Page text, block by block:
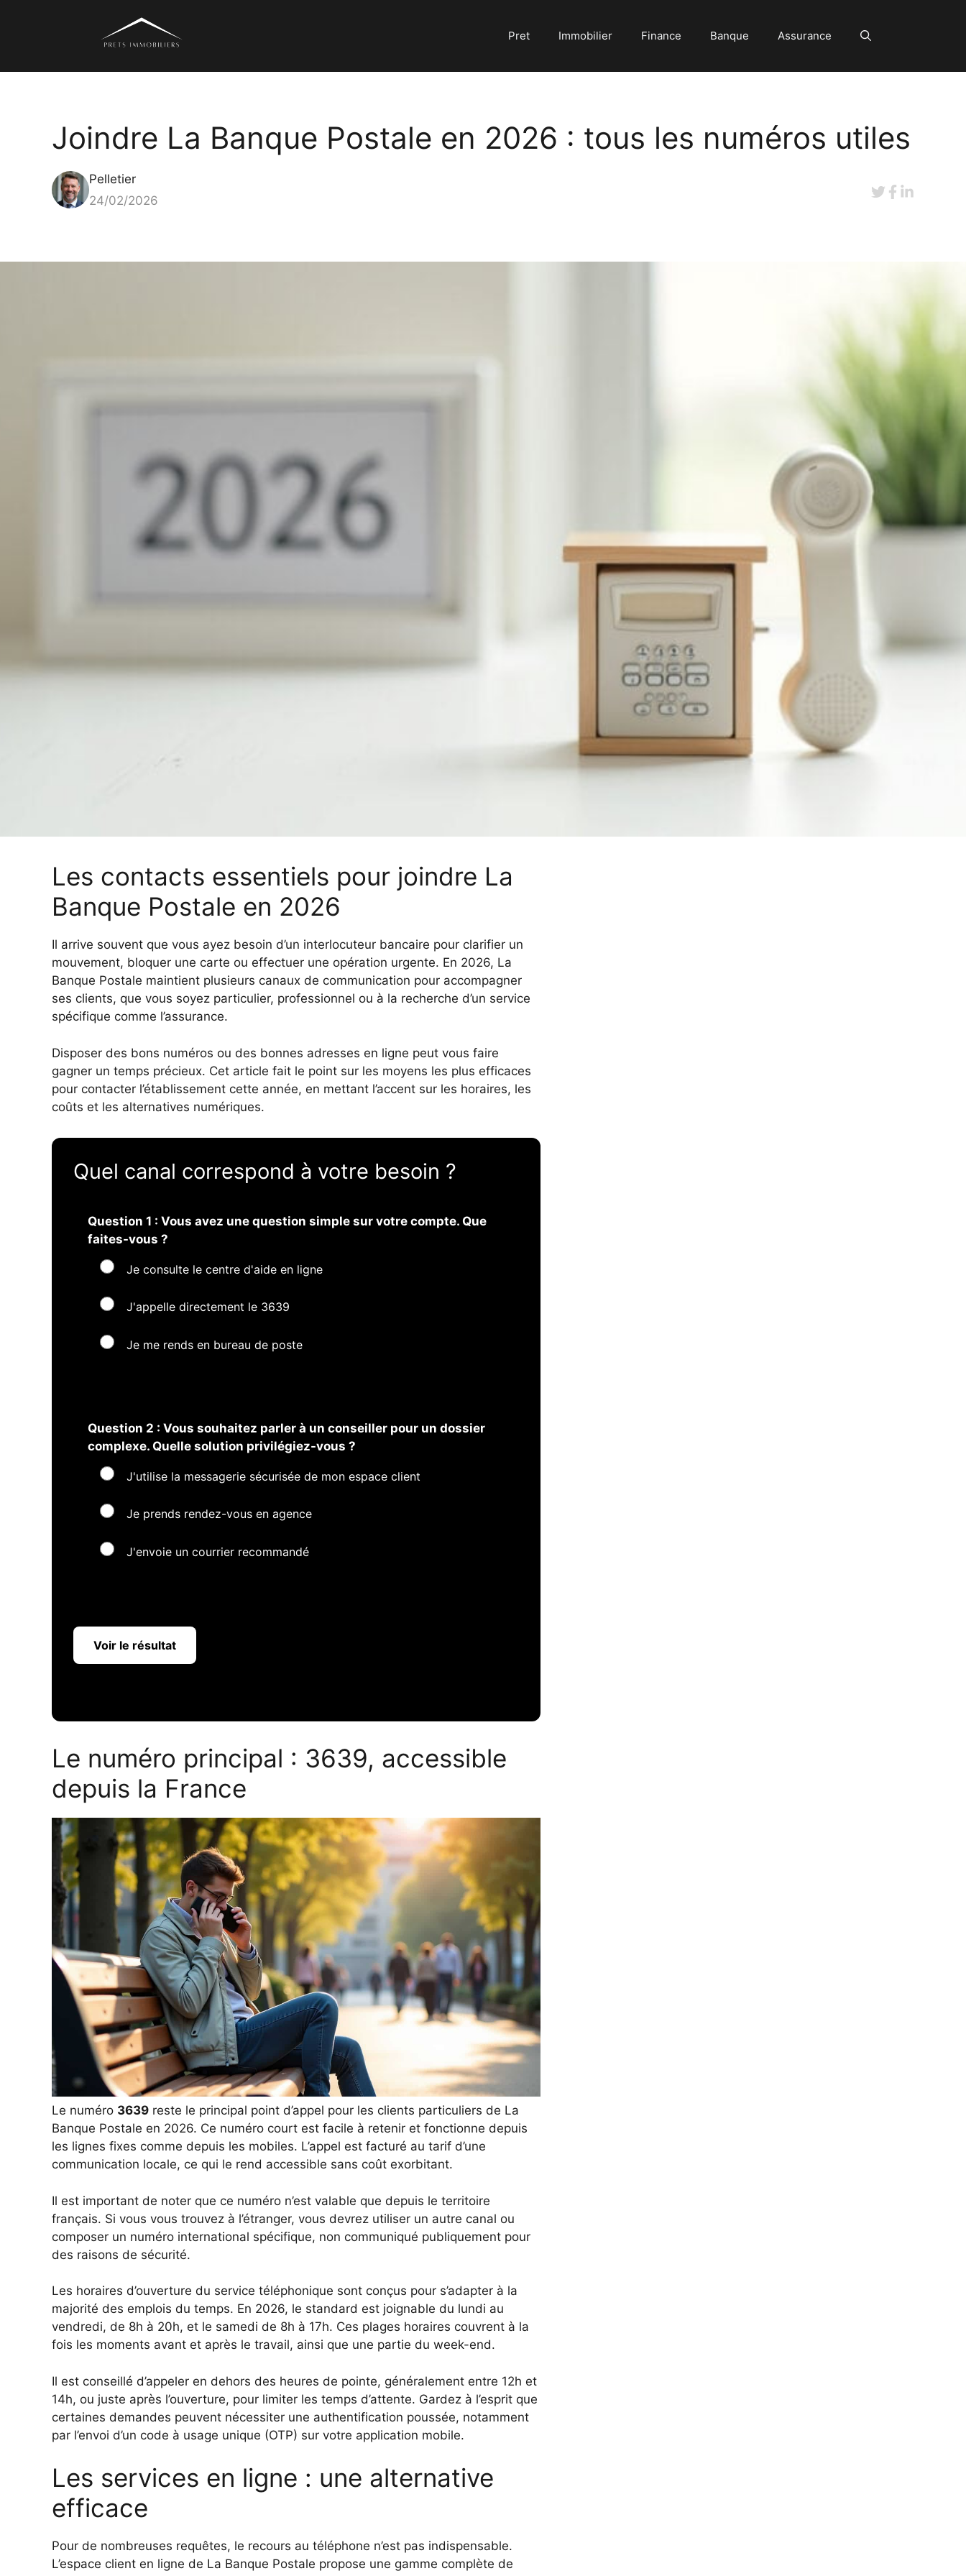
Pret Immobilier Finance Banque Assurance
Joindre La Banque Postale en 2026 : tous les numéros utiles
Pelletier
24/02/2026
Les contacts essentiels pour joindre La
Banque Postale en 2026
Il arrive souvent que vous ayez besoin d’un interlocuteur bancaire pour clarifier un
mouvement, bloquer une carte ou effectuer une opération urgente. En 2026, La
Banque Postale maintient plusieurs canaux de communication pour accompagner
ses clients, que vous soyez particulier, professionnel ou à la recherche d’un service
spécifique comme l’assurance.
Disposer des bons numéros ou des bonnes adresses en ligne peut vous faire
gagner un temps précieux. Cet article fait le point sur les moyens les plus efficaces
pour contacter l’établissement cette année, en mettant l’accent sur les horaires, les
coûts et les alternatives numériques.
Quel canal correspond à votre besoin ?
Question 1 : Vous avez une question simple sur votre compte. Que
faites-vous ?
Je consulte le centre d'aide en ligne
J'appelle directement le 3639
Je me rends en bureau de poste
Question 2 : Vous souhaitez parler à un conseiller pour un dossier
complexe. Quelle solution privilégiez-vous ?
J'utilise la messagerie sécurisée de mon espace client
Je prends rendez-vous en agence
J'envoie un courrier recommandé
Voir le résultat
Le numéro principal : 3639, accessible
depuis la France
Le numéro 3639 reste le principal point d’appel pour les clients particuliers de La
Banque Postale en 2026. Ce numéro court est facile à retenir et fonctionne depuis
les lignes fixes comme depuis les mobiles. L’appel est facturé au tarif d’une
communication locale, ce qui le rend accessible sans coût exorbitant.
Il est important de noter que ce numéro n’est valable que depuis le territoire
français. Si vous vous trouvez à l’étranger, vous devrez utiliser un autre canal ou
composer un numéro international spécifique, non communiqué publiquement pour
des raisons de sécurité.
Les horaires d’ouverture du service téléphonique sont conçus pour s’adapter à la
majorité des emplois du temps. En 2026, le standard est joignable du lundi au
vendredi, de 8h à 20h, et le samedi de 8h à 17h. Ces plages horaires couvrent à la
fois les moments avant et après le travail, ainsi que une partie du week-end.
Il est conseillé d’appeler en dehors des heures de pointe, généralement entre 12h et
14h, ou juste après l’ouverture, pour limiter les temps d’attente. Gardez à l’esprit que
certaines demandes peuvent nécessiter une authentification poussée, notamment
par l’envoi d’un code à usage unique (OTP) sur votre application mobile.
Les services en ligne : une alternative
efficace
Pour de nombreuses requêtes, le recours au téléphone n’est pas indispensable.
L’espace client en ligne de La Banque Postale propose une gamme complète de